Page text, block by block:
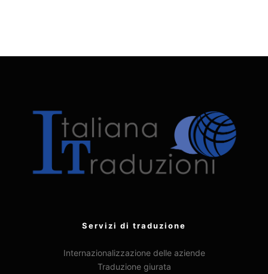
Servizi di traduzione
Internazionalizzazione delle aziende
Traduzione giurata